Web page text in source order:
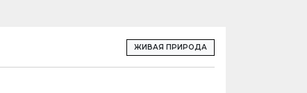
ЖИВАЯ ПРИРОДА